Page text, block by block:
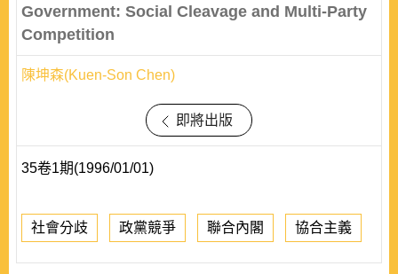
Government: Social Cleavage and Multi-Party
Competition
陳坤森(Kuen-Son Chen)
即將出版
35卷1期(1996/01/01)
社會分歧 政黨競爭 聯合內閣 協合主義